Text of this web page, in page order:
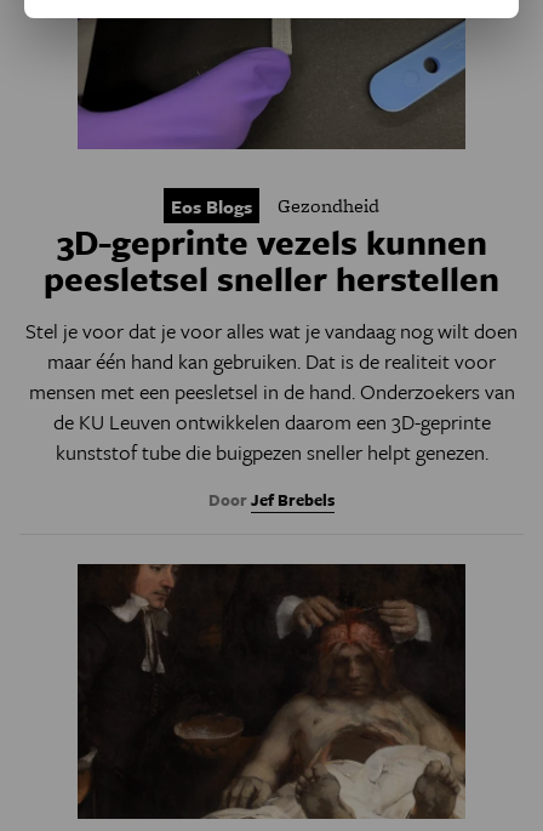
Eos Blogs Gezondheid
3D-geprinte vezels kunnen
peesletsel sneller herstellen
Stel je voor dat je voor alles wat je vandaag nog wilt doen
maar één hand kan gebruiken. Dat is de realiteit voor
mensen met een peesletsel in de hand. Onderzoekers van
de KU Leuven ontwikkelen daarom een 3D-geprinte
kunststof tube die buigpezen sneller helpt genezen.
DoorJef Brebels